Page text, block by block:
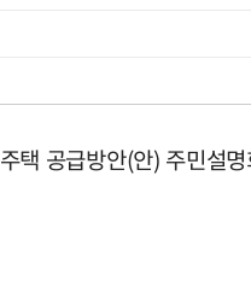
공급방안(안) 주민설